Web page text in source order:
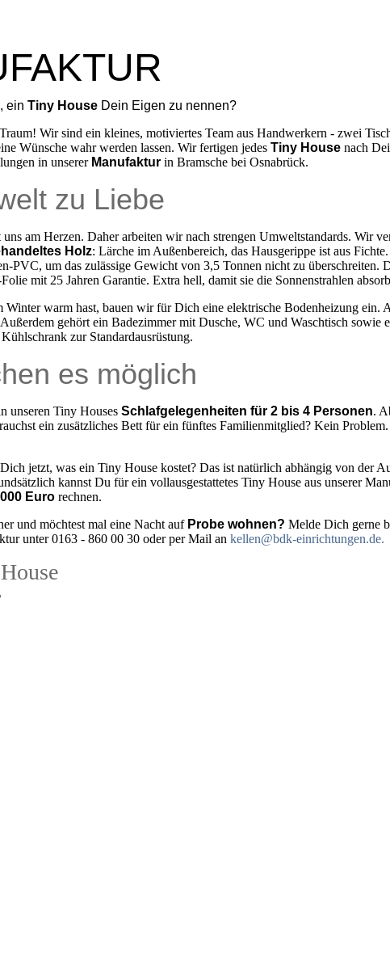
ein Tiny House Dein Eigen zu nennen?
Wir sind ein kleines, motiviertes Team aus Handwerkern - zwei
Wünsche wahr werden lassen. Wir fertigen jedes Tiny House nach
in unserer Manufaktur in Bramsche bei Osnabrück.
zu Liebe
am Herzen. Daher arbeiten wir nach strengen Umweltstandards. Wir
Holz: Lärche im Außenbereich, das Hausgerippe ist aus
PVC, um das zulässige Gewicht von 3,5 Tonnen nicht zu überschreiten.
mit 25 Jahren Garantie. Extra hell, damit sie die Sonnenstrahlen
Winter warm hast, bauen wir für Dich eine elektrische Bodenheizung ein.
gehört ein Badezimmer mit Dusche, WC und Waschtisch sowie
zur Standardausrüstung.
es möglich
unseren Tiny Houses Schlafgelegenheiten für 2 bis 4 Personen.
ein zusätzliches Bett für ein fünftes Familienmitglied? Kein
jetzt, was ein Tiny House kostet? Das ist natürlich abhängig von der
kannst Du für ein vollausgestattetes Tiny House aus unserer
Euro rechnen.
und möchtest mal eine Nacht auf Probe wohnen? Melde Dich gerne
unter 0163 - 860 00 30 oder per Mail an kellen@bdk-einrichtungen.de.